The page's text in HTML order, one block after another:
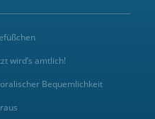
wird’s amtlich!
Bequemlichkeit